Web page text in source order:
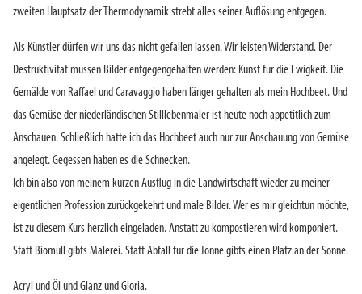
zweiten Hauptsatz der Thermodynamik strebt alles seiner Auflösung entgegen.
Als Künstler dürfen wir uns das nicht gefallen lassen. Wir leisten Widerstand. Der
Destruktivität müssen Bilder entgegengehalten werden: Kunst für die Ewigkeit. Die
Gemälde von Raffael und Caravaggio haben länger gehalten als mein Hochbeet. Und
das Gemüse der niederländischen Stilllebenmaler ist heute noch appetitlich zum
Anschauen. Schließlich hatte ich das Hochbeet auch nur zur Anschauung von Gemüse
angelegt. Gegessen haben es die Schnecken.
Ich bin also von meinem kurzen Ausflug in die Landwirtschaft wieder zu meiner
eigentlichen Profession zurückgekehrt und male Bilder. Wer es mir gleichtun möchte,
ist zu diesem Kurs herzlich eingeladen. Anstatt zu kompostieren wird komponiert.
Statt Biomüll gibts Malerei. Statt Abfall für die Tonne gibts einen Platz an der Sonne.
Acryl und Öl und Glanz und Gloria.